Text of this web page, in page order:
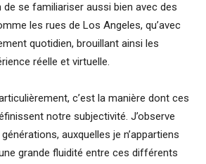
se familiariser aussi bien avec des
les rues de Los Angeles, qu’avec
quotidien, brouillant ainsi les
réelle et virtuelle.
c’est la manière dont ces
notre subjectivité. J’observe
auxquelles je n’appartiens
grande fluidité entre ces différents